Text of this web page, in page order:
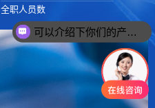
全职人员数